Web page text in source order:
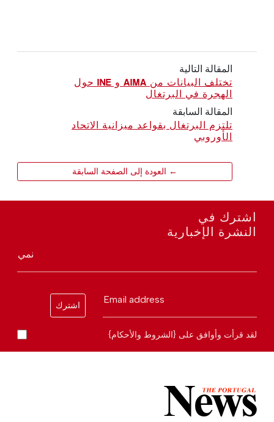
المقالة التالية
تختلف البيانات من AIMA و INE حول
الهجرة في البرتغال
المقالة السابقة
تلتزم البرتغال بقواعد ميزانية الاتحاد
الأوروبي
← العودة إلى الصفحة السابقة
اشترك في
النشرة الإخبارية
نمي
Email address
اشترك
لقد قرأت وأوافق على {الشروط والأحكام}